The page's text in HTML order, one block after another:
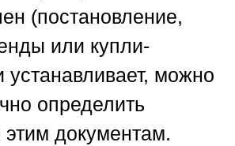
(постановление,
или купли-
устанавливает, можно
определить
документам.